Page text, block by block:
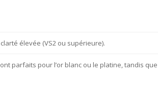
élevée (VS2 ou supérieure).
parfaits pour l’or blanc ou le platine, tandis